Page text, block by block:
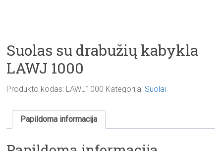
Suolas su drabužių kabykla
LAWJ 1000
Produkto kodas: LAWJ1000 Kategorija: Suolai
Papildoma informacija